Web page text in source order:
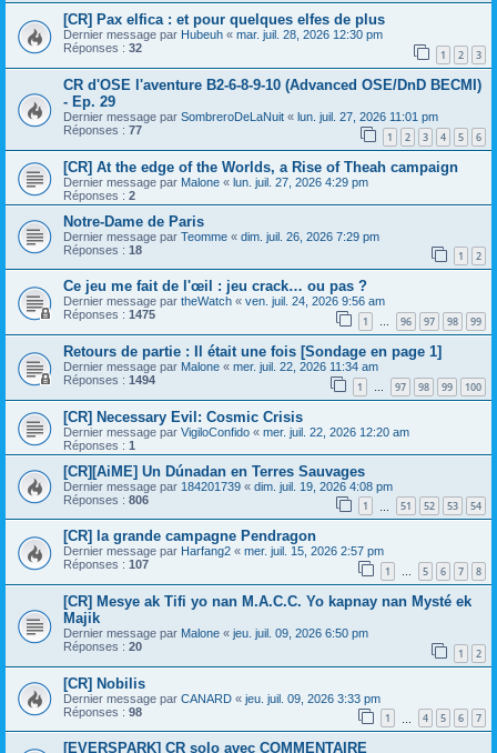
[CR] Pax elfica : et pour quelques elfes de plus
Dernier message par Hubeuh « mar. juil. 28, 2026 12:30 pm
Réponses : 32 1 2 3
CR d'OSE l'aventure B2-6-8-9-10 (Advanced OSE/DnD BECMI)
- Ep. 29
Dernier message par SombreroDeLaNuit « lun. juil. 27, 2026 11:01 pm
Réponses : 77 1 2 3 4 5 6
[CR] At the edge of the Worlds, a Rise of Theah campaign
Dernier message par Malone « lun. juil. 27, 2026 4:29 pm
Réponses : 2
Notre-Dame de Paris
Dernier message par Teomme « dim. juil. 26, 2026 7:29 pm
Réponses : 18 1 2
Ce jeu me fait de l'œil : jeu crack… ou pas ?
Dernier message par theWatch « ven. juil. 24, 2026 9:56 am
Réponses : 1475 1 … 96 97 98 99
Retours de partie : Il était une fois [Sondage en page 1]
Dernier message par Malone « mer. juil. 22, 2026 11:34 am
Réponses : 1494 1 … 97 98 99 100
[CR] Necessary Evil: Cosmic Crisis
Dernier message par VigiloConfido « mer. juil. 22, 2026 12:20 am
Réponses : 1
[CR][AiME] Un Dúnadan en Terres Sauvages
Dernier message par 184201739 « dim. juil. 19, 2026 4:08 pm
Réponses : 806 1 51 52 53 54
[CR] la grande campagne Pendragon
Dernier message par Harfang2 « mer. juil. 15, 2026 2:57 pm
Réponses : 107 1 … 5 6 7 8
[CR] Mesye ak Tifi yo nan M.A.C.C. Yo kapnay nan Mysté ek
Majik
Dernier message par Malone « jeu. juil. 09, 2026 6:50 pm
Réponses : 20 1 2
[CR] Nobilis
Dernier message par CANARD « jeu. juil. 09, 2026 3:33 pm
Réponses : 98 1 4 5 6 7
[EVERSPARK] CR solo avec COMMENTAIRE